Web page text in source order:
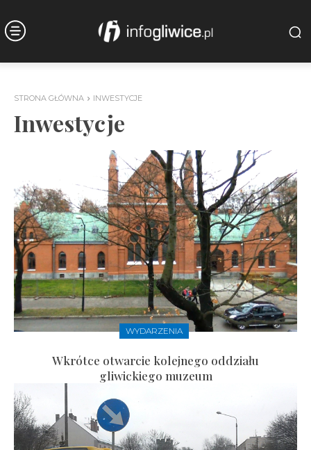
STRONA GŁÓWNA INWESTYCJE
Inwestycje
WYDARZENIA
Wkrótce otwarcie kolejnego oddziału
gliwickiego muzeum